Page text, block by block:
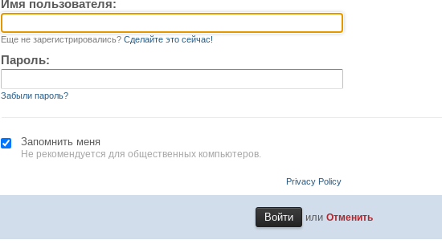
Имя пользователя:
Еще не зарегистрировались? Сделайте это сейчас!
Пароль:
Забыли пароль?
Запомнить меня
Не рекомендуется для общественных компьютеров.
Privacy Policy
или Отменить